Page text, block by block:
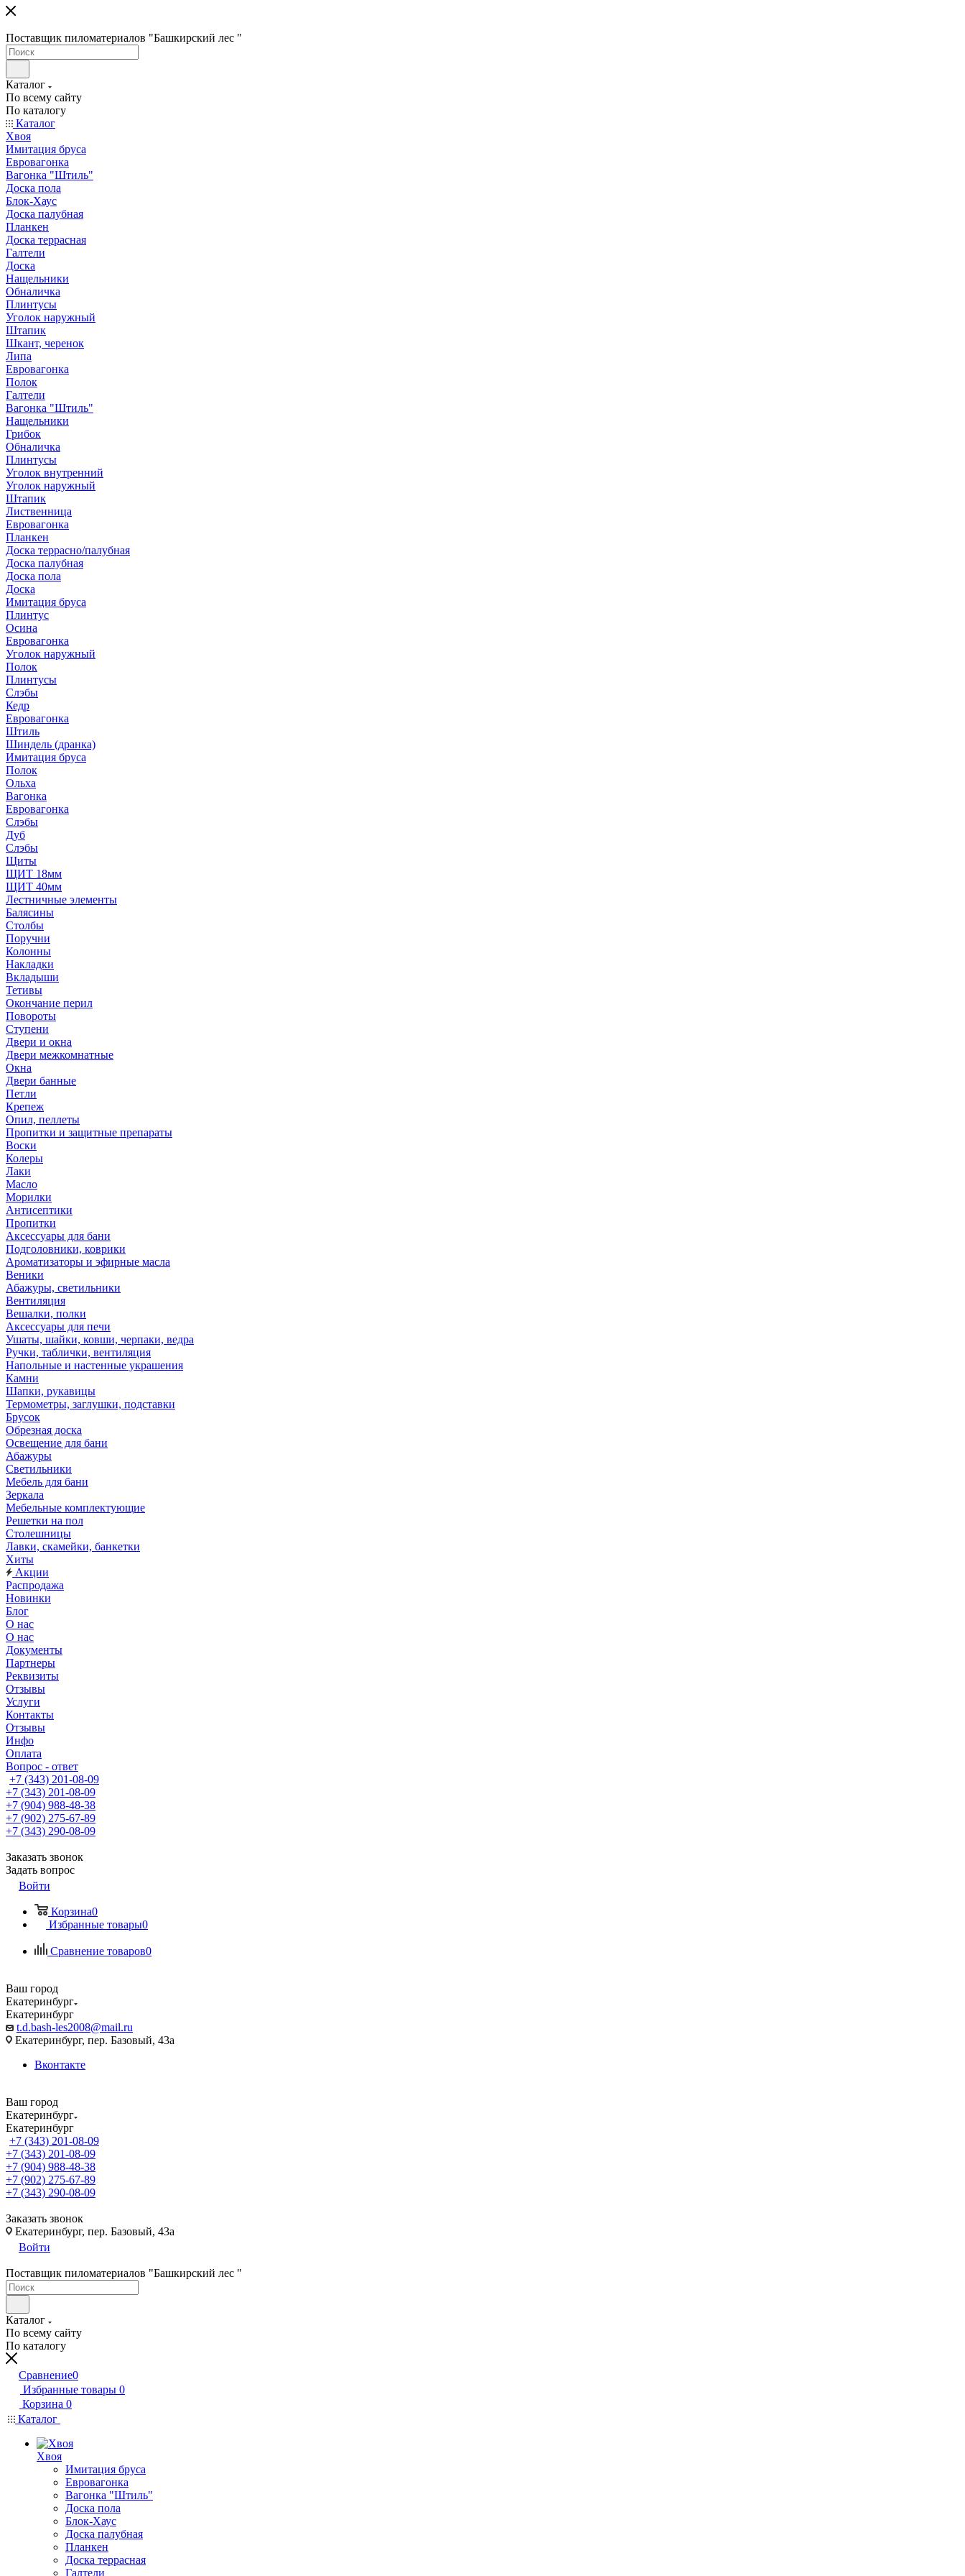
Поставщик пиломатериалов "Башкирский лес "
Каталог
По всему сайту
По каталогу
Каталог
Хвоя
Имитация бруса
Евровагонка
Вагонка "Штиль"
Доска пола
Блок-Хаус
Доска палубная
Планкен
Доска террасная
Галтели
Доска
Нащельники
Обналичка
Плинтусы
Уголок наружный
Штапик
Шкант, черенок
Липа
Евровагонка
Полок
Галтели
Вагонка "Штиль"
Нащельники
Грибок
Обналичка
Плинтусы
Уголок внутренний
Уголок наружный
Штапик
Лиственница
Евровагонка
Планкен
Доска террасно/палубная
Доска палубная
Доска пола
Доска
Имитация бруса
Плинтус
Осина
Евровагонка
Уголок наружный
Полок
Плинтусы
Слэбы
Кедр
Евровагонка
Штиль
Шиндель (дранка)
Имитация бруса
Полок
Ольха
Вагонка
Евровагонка
Слэбы
Дуб
Слэбы
Щиты
ЩИТ 18мм
ЩИТ 40мм
Лестничные элементы
Балясины
Столбы
Поручни
Колонны
Накладки
Вкладыши
Тетивы
Окончание перил
Повороты
Ступени
Двери и окна
Двери межкомнатные
Окна
Двери банные
Петли
Крепеж
Опил, пеллеты
Пропитки и защитные препараты
Воски
Колеры
Лаки
Масло
Морилки
Антисептики
Пропитки
Аксессуары для бани
Подголовники, коврики
Ароматизаторы и эфирные масла
Веники
Абажуры, светильники
Вентиляция
Вешалки, полки
Аксессуары для печи
Ушаты, шайки, ковши, черпаки, ведра
Ручки, таблички, вентиляция
Напольные и настенные украшения
Камни
Шапки, рукавицы
Термометры, заглушки, подставки
Брусок
Обрезная доска
Освещение для бани
Абажуры
Светильники
Мебель для бани
Зеркала
Мебельные комплектующие
Решетки на пол
Столешницы
Лавки, скамейки, банкетки
Хиты
Акции
Распродажа
Новинки
Блог
О нас
О нас
Документы
Партнеры
Реквизиты
Отзывы
Услуги
Контакты
Отзывы
Инфо
Оплата
Вопрос - ответ
+7 (343) 201-08-09
+7 (343) 201-08-09
+7 (904) 988-48-38
+7 (902) 275-67-89
+7 (343) 290-08-09
Заказать звонок
Задать вопрос
Войти
Корзина0
Избранные товары0
Сравнение товаров0
Ваш город
Екатеринбург
Екатеринбург
t.d.bash-les2008@mail.ru
Екатеринбург, пер. Базовый, 43а
Вконтакте
Ваш город
Екатеринбург
Екатеринбург
+7 (343) 201-08-09
+7 (343) 201-08-09
+7 (904) 988-48-38
+7 (902) 275-67-89
+7 (343) 290-08-09
Заказать звонок
Екатеринбург, пер. Базовый, 43а
Войти
Поставщик пиломатериалов "Башкирский лес "
Каталог
По всему сайту
По каталогу
Сравнение0
Избранные товары 0
Корзина 0
Каталог
Хвоя
Имитация бруса
Евровагонка
Вагонка "Штиль"
Доска пола
Блок-Хаус
Доска палубная
Планкен
Доска террасная
Галтели